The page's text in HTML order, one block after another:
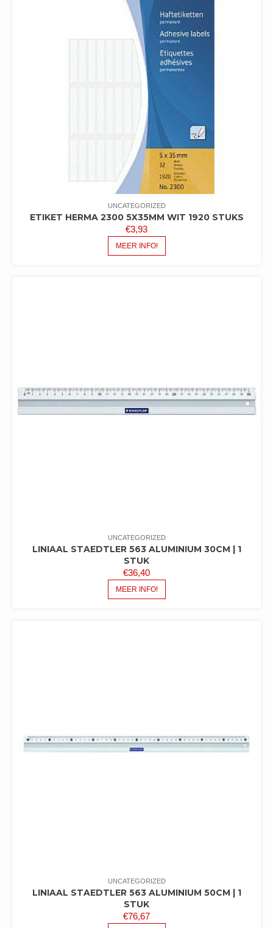
UNCATEGORIZED
ETIKET HERMA 2300 5X35MM WIT 1920 STUKS
€3,93
MEER INFO!
UNCATEGORIZED
LINIAAL STAEDTLER 563 ALUMINIUM 30CM | 1
STUK
€36,40
MEER INFO!
UNCATEGORIZED
LINIAAL STAEDTLER 563 ALUMINIUM 50CM | 1
STUK
€76,67